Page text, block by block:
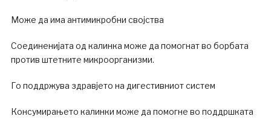
Може да има антимикробни својства
Соединенијата од калинка може да помогнат во борбата
против штетните микроорганизми.
Го поддржува здравјето на дигестивниот систем
Консумирањето калинки може да помогне во поддршката